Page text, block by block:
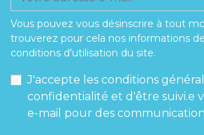
Vous pouvez vous désinscrire à tout
trouverez pour cela nos informations
conditions d'utilisation du site.
J'accepte les conditions
confidentialité et d'être suivi.e
e-mail pour des